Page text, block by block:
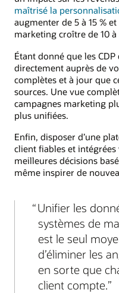
maîtrisé la
augmenter de 5 à 15 %
marketing croître de 10 à
Étant donné que les
directement auprès de
complètes et à jour que
sources. Une vue
campagnes marketing
plus unifiées.
Enfin, disposer d’une
client fiables et
meilleures décisions
même inspirer de
Unifier les
systèmes de
est le seul
d’éliminer les
en sorte que
client compte.